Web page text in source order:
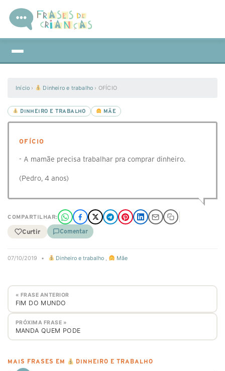
Início › Dinheiro e trabalho › OFÍCIO
DINHEIRO E TRABALHO MÃE
OFÍCIO
- A mamãe precisa trabalhar pra comprar dinheiro.
(Pedro, 4 anos)
COMPARTILHAR:
Curtir Comentar
07/10/2019 • Dinheiro e trabalho , Mãe
« FRASE ANTERIOR
FIM DO MUNDO
PRÓXIMA FRASE »
MANDA QUEM PODE
MAIS FRASES EM DINHEIRO E TRABALHO